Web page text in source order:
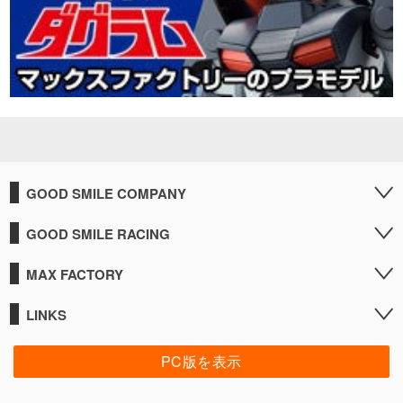
GOOD SMILE COMPANY
GOOD SMILE RACING
MAX FACTORY
LINKS
PC版を表示